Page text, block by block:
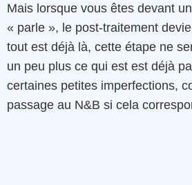
Mais lorsque vous êtes devant
« parle », le post-traitement
tout est déjà là, cette étape ne
un peu plus ce qui est est déjà
certaines petites imperfections,
passage au N&B si cela